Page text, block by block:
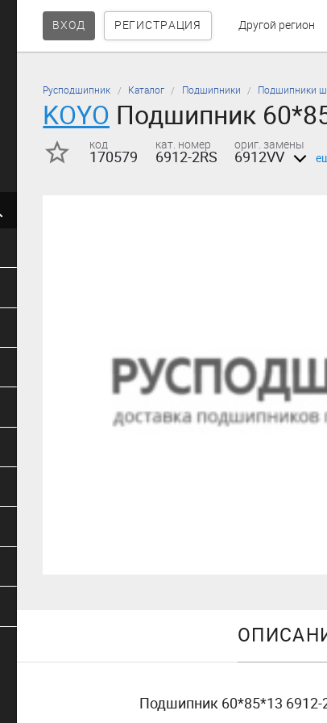
ВХОД РЕГИСТРАЦИЯ Другой регион
Русподшипник Каталог Подшипники Подшипники
KOYO Подшипник
код
170579
кат. номер
6912-2RS
ориг. замены
6912VV
Подшипник 60*85*13 6912-